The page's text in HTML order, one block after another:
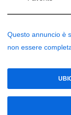
Questo annuncio è
non essere